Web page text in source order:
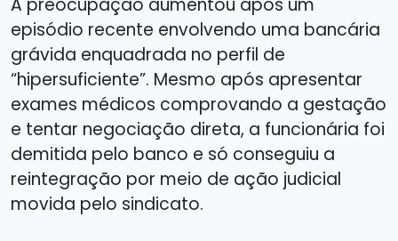
A preocupação aumentou após um
episódio recente envolvendo uma bancária
grávida enquadrada no perfil de
“hipersuficiente”. Mesmo após apresentar
exames médicos comprovando a gestação
e tentar negociação direta, a funcionária foi
demitida pelo banco e só conseguiu a
reintegração por meio de ação judicial
movida pelo sindicato.